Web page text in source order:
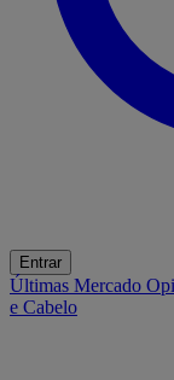
Entrar
Últimas Mercado
e Cabelo